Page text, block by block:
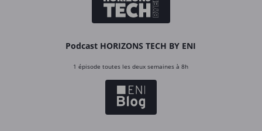
Podcast HORIZONS TECH BY ENI
1 épisode toutes les deux semaines à 8h